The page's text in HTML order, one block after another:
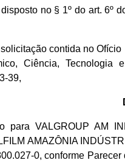
no § 1º do art. 6º
contida no Ofício
Ciência,
39,
para VALGROUP AM
AMAZÔNIA
0, conforme